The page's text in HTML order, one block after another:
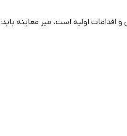
اولیه است. میز معاینه باید: